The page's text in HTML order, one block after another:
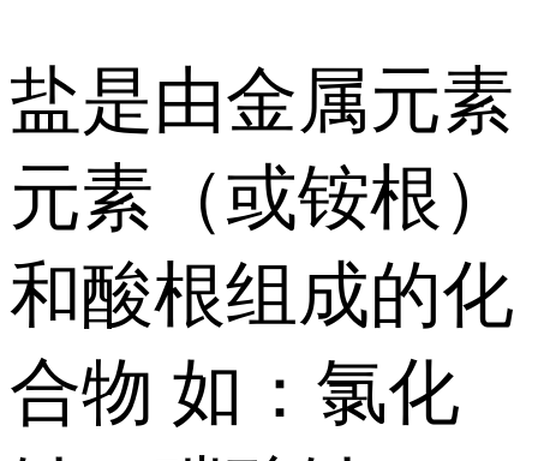
盐是由金属元素
元素（或铵根）
和酸根组成的化
合物 如：氯化